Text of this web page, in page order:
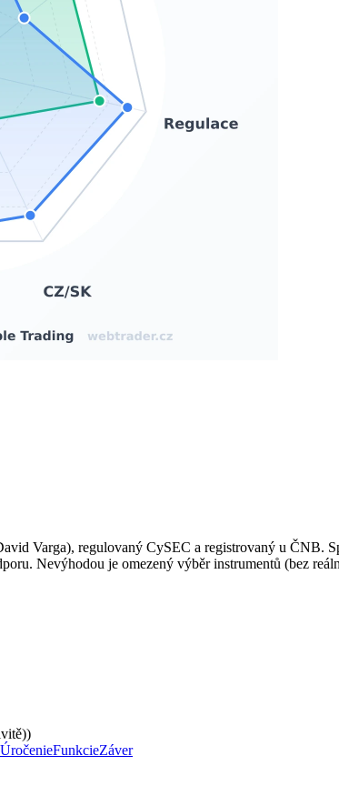
Varga), regulovaný CySEC a registrovaný u ČNB.
Nevýhodou je omezený výběr instrumentů (bez
ÚročenieFunkcieZáver